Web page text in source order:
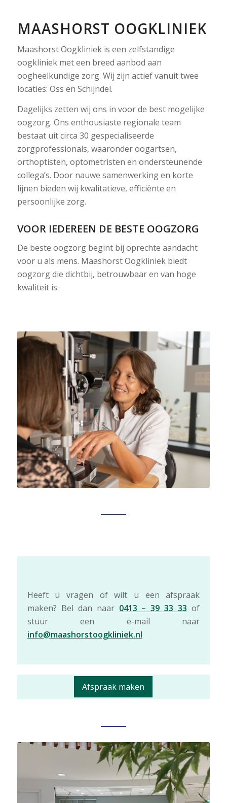
MAASHORST OOGKLINIEK
Maashorst Oogkliniek is een zelfstandige
oogkliniek met een breed aanbod aan
oogheelkundige zorg. Wij zijn actief vanuit twee
locaties: Oss en Schijndel.
Dagelijks zetten wij ons in voor de best mogelijke
oogzorg. Ons enthousiaste regionale team
bestaat uit circa 30 gespecialiseerde
zorgprofessionals, waaronder oogartsen,
orthoptisten, optometristen en ondersteunende
collega’s. Door nauwe samenwerking en korte
lijnen bieden wij kwalitatieve, efficiënte en
persoonlijke zorg.
VOOR IEDEREEN DE BESTE OOGZORG
De beste oogzorg begint bij oprechte aandacht
voor u als mens. Maashorst Oogkliniek biedt
oogzorg die dichtbij, betrouwbaar en van hoge
kwaliteit is.
Heeft u vragen of wilt u een afspraak
maken? Bel dan naar 0413 – 39 33 33 of
stuur een e-mail naar
info@maashorstoogkliniek.nl
Afspraak maken